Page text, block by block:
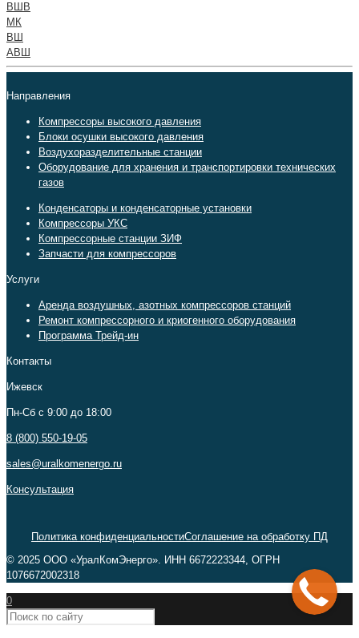
ВШВ
МК
ВШ
АВШ
Направления
Компрессоры высокого давления
Блоки осушки высокого давления
Воздухоразделительные станции
Оборудование для хранения и транспортировки технических
газов
Конденсаторы и конденсаторные установки
Компрессоры УКС
Компрессорные станции ЗИФ
Запчасти для компрессоров
Услуги
Аренда воздушных, азотных компрессоров станций
Ремонт компрессорного и криогенного оборудования
Программа Трейд-ин
Контакты
Ижевск
Пн-Сб c 9:00 до 18:00
8 (800) 550-19-05
sales@uralkomenergo.ru
Консультация
Политика конфиденциальностиСоглашение на обработку ПД
© 2025 ООО «УралКомЭнерго». ИНН 6672223344, ОГРН
1076672002318
0